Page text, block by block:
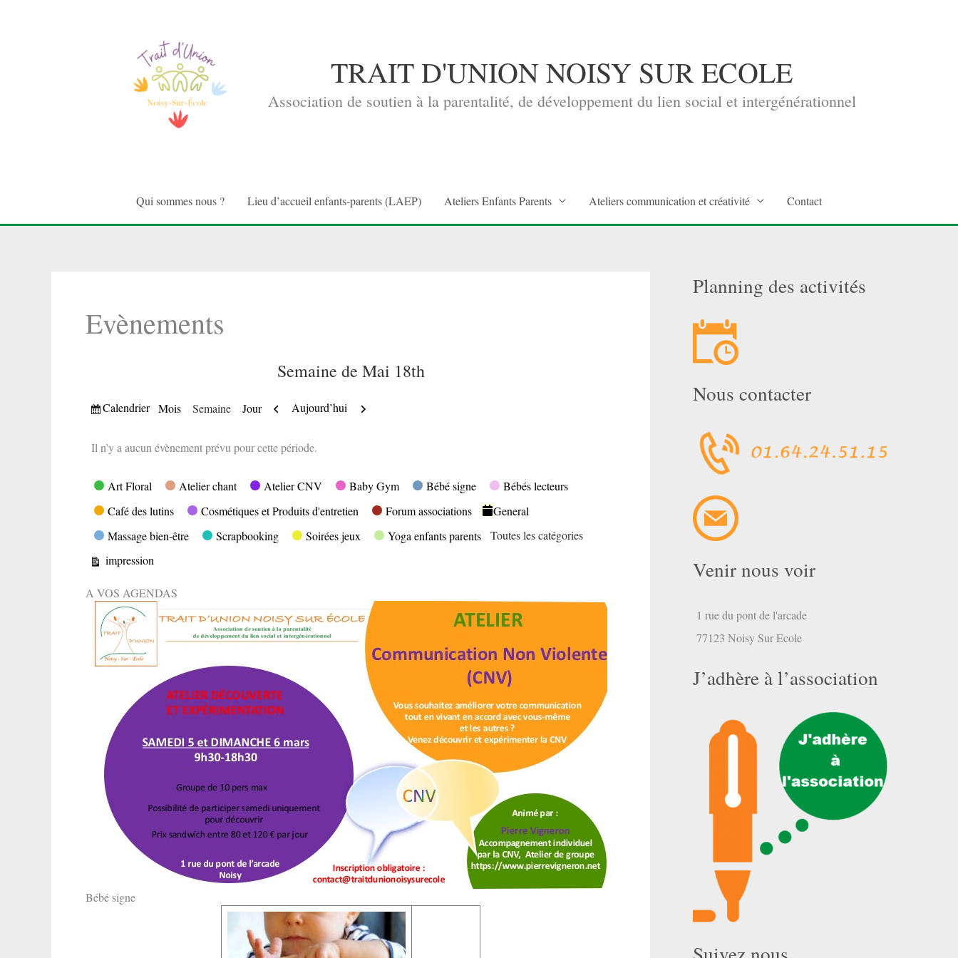
TRAIT D'UNION NOISY SUR ECOLE
Association de soutien à la parentalité, de développement du lien social et intergénérationnel
Qui sommes nous ? Lieu d’accueil enfants-parents (LAEP) Ateliers Enfants Parents Ateliers communication et créativité Contact
Evènements
Semaine de Mai 18th
Vue
Calendrier Mois Semaine Jour Précédent
Aujourd’hui Suivant
Il n’y a aucun évènement prévu pour cette période.
Catégories
Art Floral Atelier chant Atelier CNV Baby Gym Bébé signe
Bébés lecteurs
Café des lutins
Cosmétiques et Produits d'entretien Forum associations
General
Massage bien-être
Scrapbooking Soirées jeux Yoga enfants parents
Toutes les catégories
Vue
impression
A VOS AGENDAS
Bébé signe
Planning des activités
Nous contacter
Venir nous voir
1 rue du pont de l'arcade
77123 Noisy Sur Ecole
J’adhère à l’association